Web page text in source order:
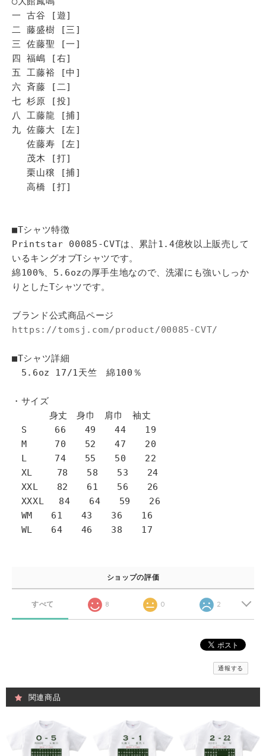
一 古谷 [遊]
二 藤盛樹 [三]
三 佐藤聖 [一]
四 福嶋 [右]
五 工藤裕 [中]
六 斉藤 [二]
七 杉原 [投]
八 工藤龍 [捕]
九 佐藤大 [左]
佐藤寿 [左]
茂木 [打]
栗山穣 [捕]
高橋 [打]
■Tシャツ特徴
Printstar 00085-CVTは、累計1.4億枚以上販売して
いるキングオブTシャツです。
綿100%、5.6ozの厚手生地なので、洗濯にも強いしっか
りとしたTシャツです。
ブランド公式商品ページ
https://tomsj.com/product/00085-CVT/
■Tシャツ詳細
5.6oz 17/1天竺 綿100％
・サイズ
身丈 身巾 肩巾 袖丈
S 66 49 44 19
M 70 52 47 20
L 74 55 50 22
XL 78 58 53 24
XXL 82 61 56 26
XXXL 84 64 59 26
WM 61 43 36 16
WL 64 46 38 17
ショップの評価
すべて 8 0 2
通報する
関連商品